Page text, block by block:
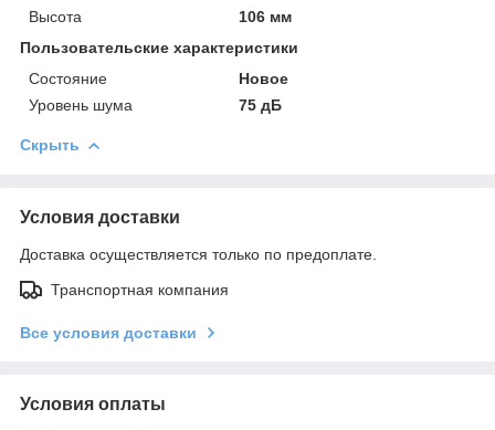
Высота
106 мм
Пользовательские характеристики
Состояние
Новое
Уровень шума
75 дБ
Скрыть
Условия доставки
Доставка осуществляется только по предоплате.
Транспортная компания
Все условия доставки
Условия оплаты